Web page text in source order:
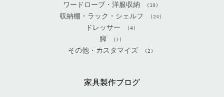
ワードローブ・洋服収納 (19)
収納棚・ラック・シェルフ (24)
ドレッサー (4)
脚 (1)
その他・カスタマイズ (2)
家具製作ブログ